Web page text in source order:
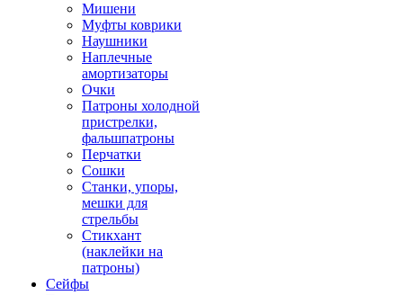
Мишени
Муфты коврики
Наушники
Наплечные
амортизаторы
Очки
Патроны холодной
пристрелки,
фальшпатроны
Перчатки
Сошки
Станки, упоры,
мешки для
стрельбы
Стикхант
(наклейки на
патроны)
Сейфы